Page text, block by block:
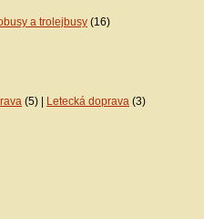
a trolejbusy (16)
(5) | Letecká doprava (3)